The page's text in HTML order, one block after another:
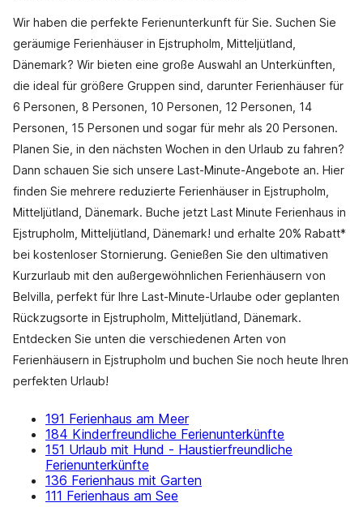
Wir haben die perfekte Ferienunterkunft für Sie. Suchen Sie
geräumige Ferienhäuser in Ejstrupholm, Mitteljütland,
Dänemark? Wir bieten eine große Auswahl an Unterkünften,
die ideal für größere Gruppen sind, darunter Ferienhäuser für
6 Personen, 8 Personen, 10 Personen, 12 Personen, 14
Personen, 15 Personen und sogar für mehr als 20 Personen.
Planen Sie, in den nächsten Wochen in den Urlaub zu fahren?
Dann schauen Sie sich unsere Last-Minute-Angebote an. Hier
finden Sie mehrere reduzierte Ferienhäuser in Ejstrupholm,
Mitteljütland, Dänemark. Buche jetzt Last Minute Ferienhaus in
Ejstrupholm, Mitteljütland, Dänemark! und erhalte 20% Rabatt*
bei kostenloser Stornierung. Genießen Sie den ultimativen
Kurzurlaub mit den außergewöhnlichen Ferienhäusern von
Belvilla, perfekt für Ihre Last-Minute-Urlaube oder geplanten
Rückzugsorte in Ejstrupholm, Mitteljütland, Dänemark.
Entdecken Sie unten die verschiedenen Arten von
Ferienhäusern in Ejstrupholm und buchen Sie noch heute Ihren
perfekten Urlaub!
191 Ferienhaus am Meer
184 Kinderfreundliche Ferienunterkünfte
151 Urlaub mit Hund - Haustierfreundliche
Ferienunterkünfte
136 Ferienhaus mit Garten
111 Ferienhaus am See